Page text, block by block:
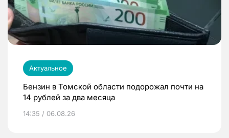
Актуальное
Бензин в Томской области подорожал почти на
14 рублей за два месяца
14:35 / 06.08.26